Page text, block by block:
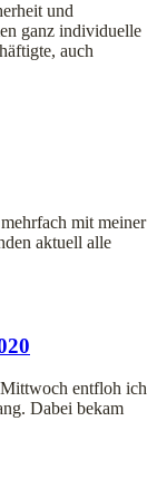
und
ganz individuelle
auch
mit meiner
aktuell alle
entfloh ich
Dabei bekam